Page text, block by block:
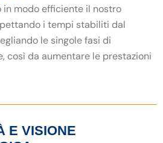
in modo efficiente il nostro
i tempi stabiliti dal
le singole fasi di
così da aumentare le prestazioni
E VISIONE